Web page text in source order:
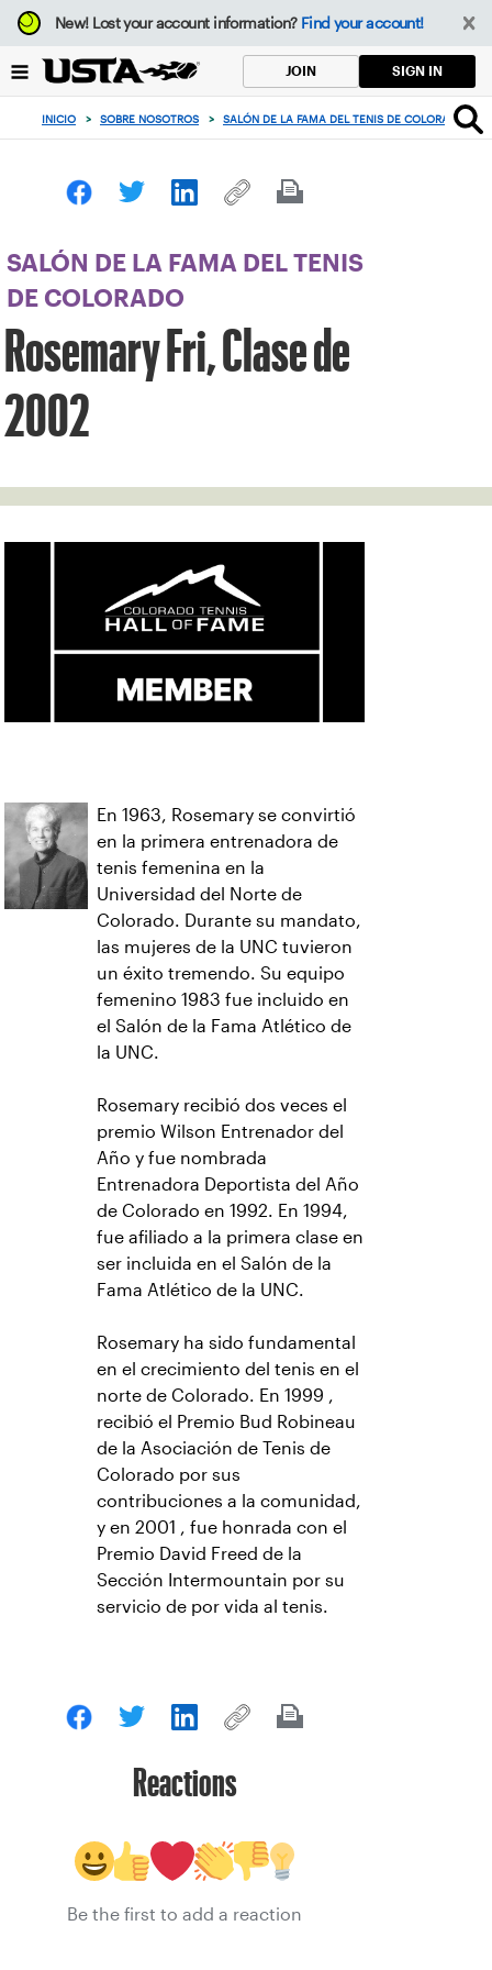
Enfoque
desde
botón
volver
principio
New!Lost your account information? Find your account!
JOIN SIGN IN
INICIO > SOBRE NOSOTROS > SALÓN DE LA FAMA DEL TENIS DE COLORADO >
SALÓN DE LA FAMA DEL TENIS
DE COLORADO
Rosemary Fri, Clase de
2002
En 1963, Rosemary se convirtió
en la primera entrenadora de
tenis femenina en la
Universidad del Norte de
Colorado. Durante su mandato,
las mujeres de la UNC tuvieron
un éxito tremendo. Su equipo
femenino 1983 fue incluido en
el Salón de la Fama Atlético de
la UNC.
Rosemary recibió dos veces el
premio Wilson Entrenador del
Año y fue nombrada
Entrenadora Deportista del Año
de Colorado en 1992. En 1994,
fue afiliado a la primera clase en
ser incluida en el Salón de la
Fama Atlético de la UNC.
Rosemary ha sido fundamental
en el crecimiento del tenis en el
norte de Colorado. En 1999 ,
recibió el Premio Bud Robineau
de la Asociación de Tenis de
Colorado por sus
contribuciones a la comunidad,
y en 2001 , fue honrada con el
Premio David Freed de la
Sección Intermountain por su
servicio de por vida al tenis.
Reactions
Be the first to add a reaction